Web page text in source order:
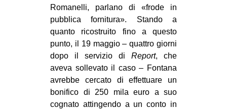
ms
SEARCH
Romanelli, parlano di «frode in
pubblica fornitura». Stando a
quanto ricostruito fino a questo
punto, il 19 maggio – quattro giorni
dopo il servizio di Report, che
aveva sollevato il caso – Fontana
avrebbe cercato di effettuare un
bonifico di 250 mila euro a suo
cognato attingendo a un conto in